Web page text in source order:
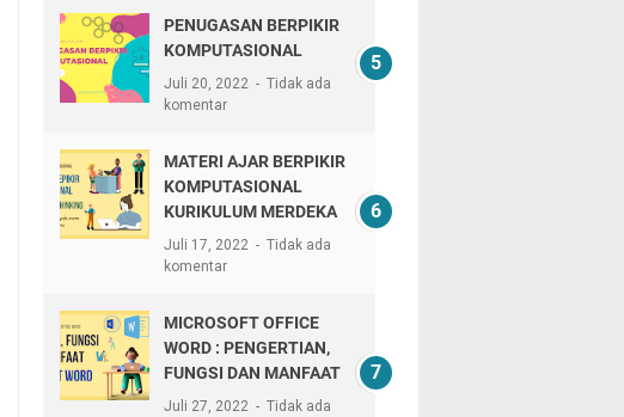
PENUGASAN BERPIKIR
KOMPUTASIONAL
Juli 20, 2022
Tidak ada
komentar
MATERI AJAR BERPIKIR
KOMPUTASIONAL
KURIKULUM MERDEKA
Juli 17, 2022
Tidak ada
komentar
MICROSOFT OFFICE
WORD : PENGERTIAN,
FUNGSI DAN MANFAAT
Juli 27, 2022
Tidak ada